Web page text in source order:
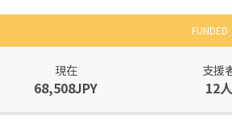
FUNDED
現在
68,508JPY
支援
12人